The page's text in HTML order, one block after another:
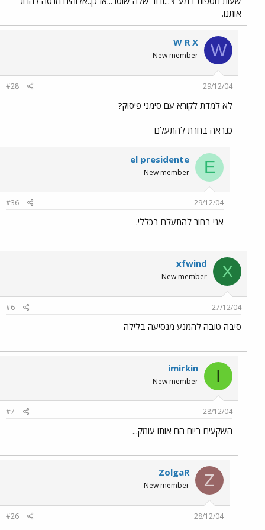
אותנו.
W
W R X
New member
29/12/04
#28
לא למדת לקורא עם סימני פיסוק?
כנראה בחרת להתעלם
E
el presidente
New member
29/12/04
#36
אני בחור להתעלם בכללי.
X
xfwind
New member
27/12/04
#6
סיבה טובה להמנע מנסיעה בלילה
I
imirkin
New member
28/12/04
#7
השקעים ביום הם אותו עומק...
Z
ZolgaR
New member
28/12/04
#26